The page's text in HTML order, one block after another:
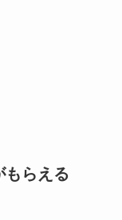
もらえる